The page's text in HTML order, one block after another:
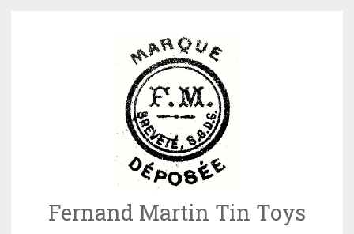
Fernand Martin Tin Toys